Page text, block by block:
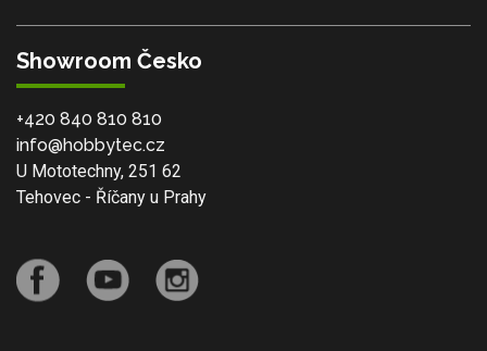
Showroom Česko
+420 840 810 810
info@hobbytec.cz
U Mototechny, 251 62
Tehovec - Říčany u Prahy